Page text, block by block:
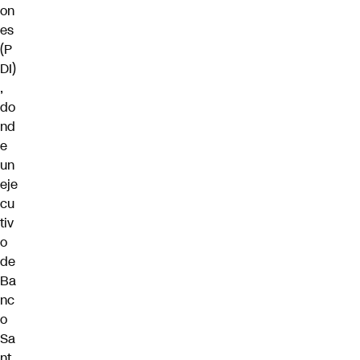
on
es
(P
DI)
,
do
nd
e
un
eje
cu
tiv
o
de
Ba
nc
o
Sa